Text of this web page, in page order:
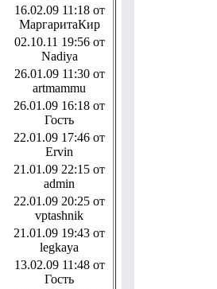
16.02.09 11:18 от
МаргаритаКир
02.10.11 19:56 от
Nadiya
26.01.09 11:30 от
artmammu
26.01.09 16:18 от
Гость
22.01.09 17:46 от
Ervin
21.01.09 22:15 от
admin
22.01.09 20:25 от
vptashnik
21.01.09 19:43 от
legkaya
13.02.09 11:48 от
Гость